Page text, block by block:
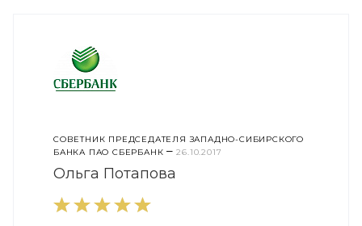
СОВЕТНИК ПРЕДСЕДАТЕЛЯ ЗАПАДНО-СИБИРСКОГО
БАНКА ПАО СБЕРБАНК – 26.10.2017
Ольга Потапова